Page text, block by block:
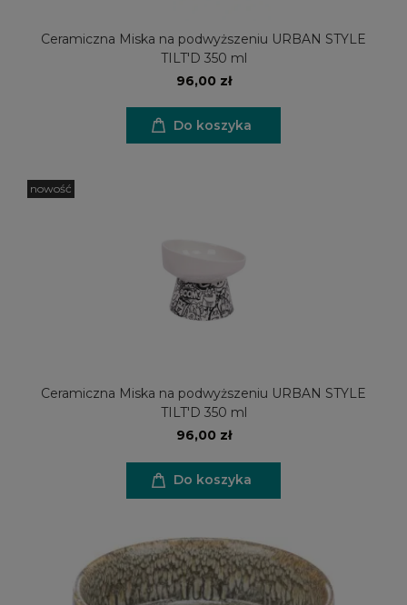
Ceramiczna Miska na podwyższeniu URBAN STYLE
TILT'D 350 ml
96,00 zł
Do koszyka
Ceramiczna Miska na podwyższeniu URBAN STYLE
TILT'D 350 ml
96,00 zł
Do koszyka
nowość